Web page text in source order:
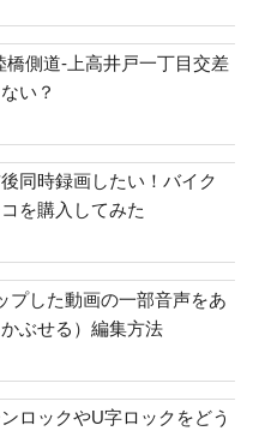
橋側道-上高井戸一丁目交差
い？
同時録画したい！バイク
を購入してみた
プした動画の一部音声をあ
ぶせる）編集方法
ロックやU字ロックをどう